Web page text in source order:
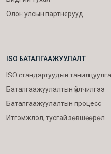
Олон улсын партнерууд
ISO БАТАЛГААЖУУЛАЛТ
ISO стандартуудын танилцуулга
Баталгаажуулалтын үйлчилгээ
Баталгаажуулалтын процесс
Итгэмжлэл, тусгай зөвшөөрөл